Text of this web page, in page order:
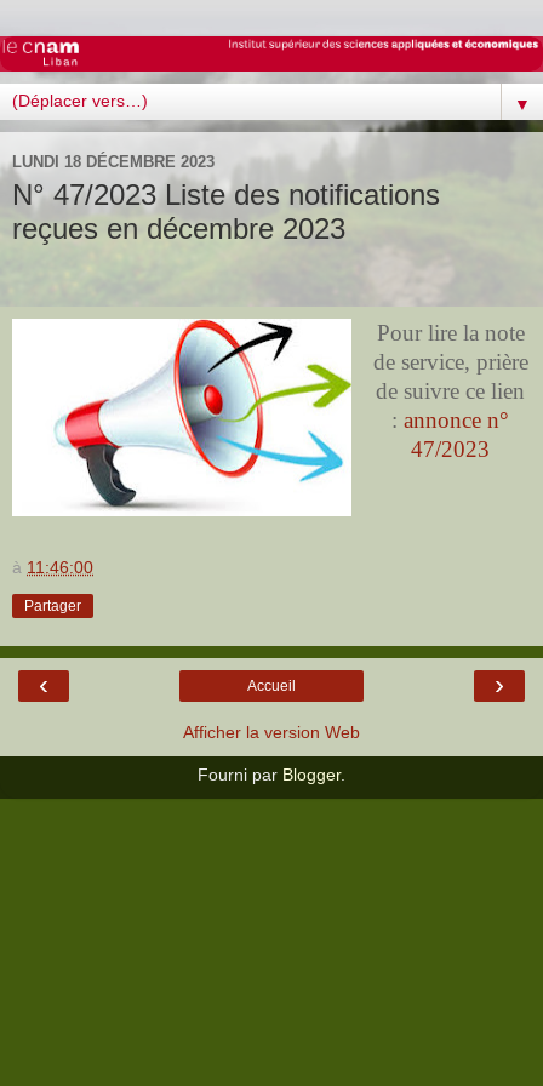
▼
LUNDI 18 DÉCEMBRE 2023
N° 47/2023 Liste des notifications
reçues en décembre 2023
Pour lire la note
de service, prière
de suivre ce lien
:annonce n°
47/2023
à 11:46:00
Partager
‹ ›
Accueil
Afficher la version Web
Fourni par Blogger.